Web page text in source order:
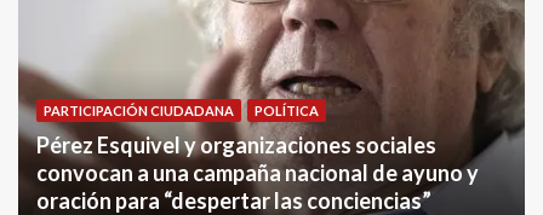
POLÍTICA
Alerta trabajadores: Milei reglamentó puntos
clave de su reforma laboral